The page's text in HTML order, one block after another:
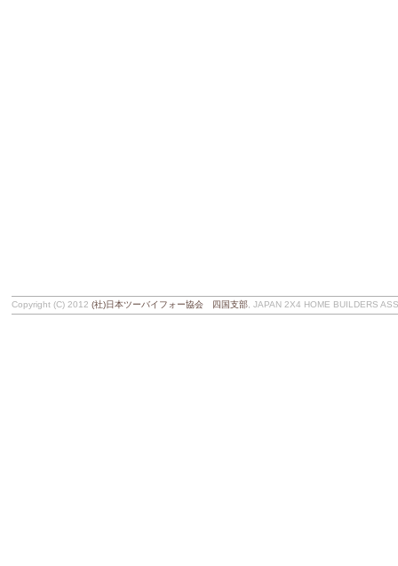
Copyright (C) 2012 (社)日本ツーバイフォー協会 四国支部 , JAPAN 2X4 HOME BUILDERS